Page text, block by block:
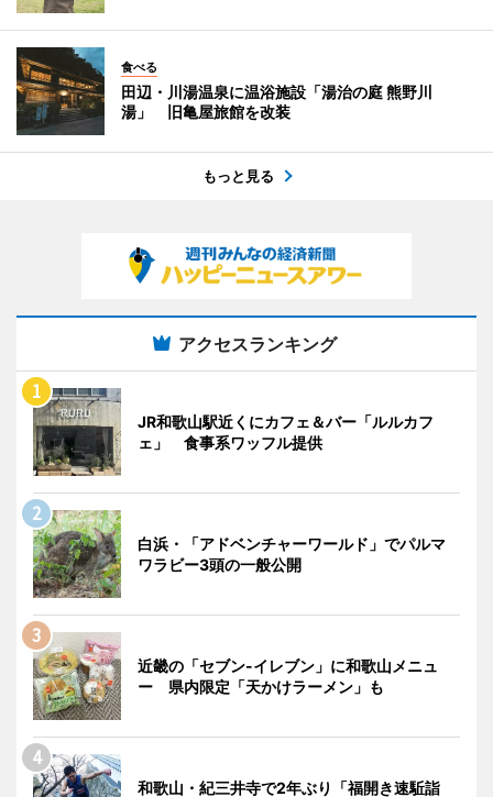
食べる
田辺・川湯温泉に温浴施設「湯治の庭 熊野川
湯」 旧亀屋旅館を改装
もっと見る
アクセスランキング
JR和歌山駅近くにカフェ＆バー「ルルカフ
ェ」 食事系ワッフル提供
白浜・「アドベンチャーワールド」でパルマ
ワラビー3頭の一般公開
近畿の「セブン-イレブン」に和歌山メニュ
ー 県内限定「天かけラーメン」も
和歌山・紀三井寺で2年ぶり「福開き速駈詣